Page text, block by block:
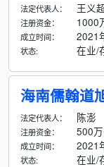
法定代表人： 王义
注册资金： 1000
成立时间： 2021
状态: 在业/
海南儒翰道
法定代表人： 陈澎
注册资金： 500
成立时间： 2021
状态: 在业/